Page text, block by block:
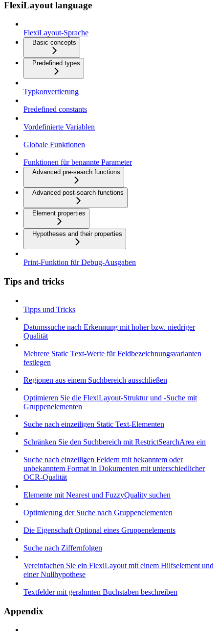
FlexiLayout language
FlexiLayout-Sprache
Basic concepts
Predefined types
Typkonvertierung
Predefined constants
Vordefinierte Variablen
Globale Funktionen
Funktionen für benannte Parameter
Advanced pre-search functions
Advanced post-search functions
Element properties
Hypotheses and their properties
Print-Funktion für Debug-Ausgaben
Tips and tricks
Tipps und Tricks
Datumssuche nach Erkennung mit hoher bzw. niedriger
Qualität
Mehrere Static Text-Werte für Feldbezeichnungsvarianten
festlegen
Regionen aus einem Suchbereich ausschließen
Optimieren Sie die FlexiLayout-Struktur und -Suche mit
Gruppenelementen
Suche nach einzeiligen Static Text-Elementen
Schränken Sie den Suchbereich mit RestrictSearchArea ein
Suche nach einzeiligen Feldern mit bekanntem oder
unbekanntem Format in Dokumenten mit unterschiedlicher
OCR-Qualität
Elemente mit Nearest und FuzzyQuality suchen
Optimierung der Suche nach Gruppenelementen
Die Eigenschaft Optional eines Gruppenelements
Suche nach Ziffernfolgen
Vereinfachen Sie ein FlexiLayout mit einem Hilfselement und
einer Nullhypothese
Textfelder mit gerahmten Buchstaben beschreiben
Appendix